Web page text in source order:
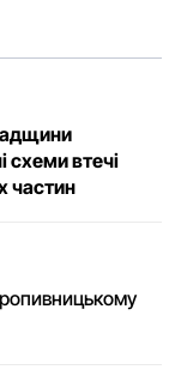
схеми втечі
частин